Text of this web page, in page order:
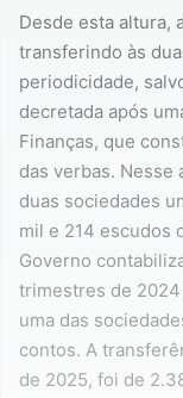
Desde esta altura,
transferindo às
periodicidade,
decretada após
Finanças, que
das verbas. Nesse
duas sociedades
mil e 214 escudos
Governo
trimestres de
uma das
contos. A
de 2025, foi de